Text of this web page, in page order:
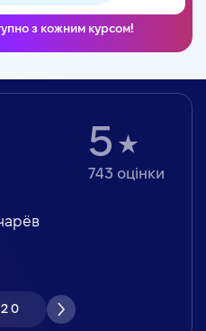
з кожним курсом!
5
743 оцінки
20